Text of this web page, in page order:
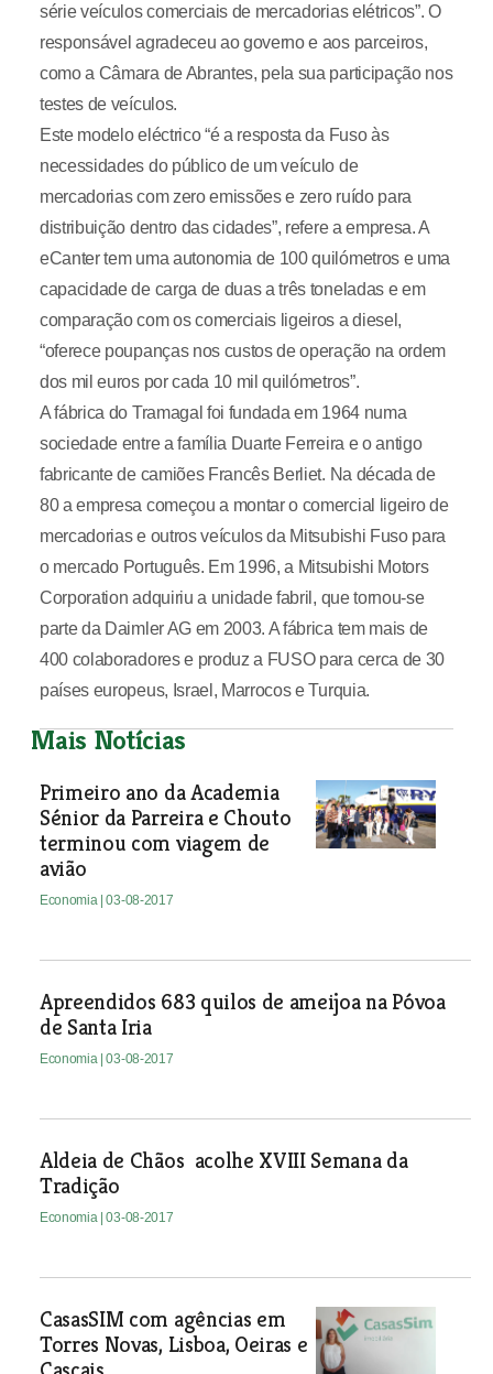
série veículos comerciais de mercadorias elétricos”. O
responsável agradeceu ao governo e aos parceiros,
como a Câmara de Abrantes, pela sua participação nos
testes de veículos.
Este modelo eléctrico “é a resposta da Fuso às
necessidades do público de um veículo de
mercadorias com zero emissões e zero ruído para
distribuição dentro das cidades”, refere a empresa. A
eCanter tem uma autonomia de 100 quilómetros e uma
capacidade de carga de duas a três toneladas e em
comparação com os comerciais ligeiros a diesel,
“oferece poupanças nos custos de operação na ordem
dos mil euros por cada 10 mil quilómetros”.
A fábrica do Tramagal foi fundada em 1964 numa
sociedade entre a família Duarte Ferreira e o antigo
fabricante de camiões Francês Berliet. Na década de
80 a empresa começou a montar o comercial ligeiro de
mercadorias e outros veículos da Mitsubishi Fuso para
o mercado Português. Em 1996, a Mitsubishi Motors
Corporation adquiriu a unidade fabril, que tornou-se
parte da Daimler AG em 2003. A fábrica tem mais de
400 colaboradores e produz a FUSO para cerca de 30
países europeus, Israel, Marrocos e Turquia.
Mais Notícias
Primeiro ano da Academia
Sénior da Parreira e Chouto
terminou com viagem de
avião
Economia | 03-08-2017
Apreendidos 683 quilos de ameijoa na Póvoa
de Santa Iria
Economia | 03-08-2017
Aldeia de Chãos acolhe XVIII Semana da
Tradição
Economia | 03-08-2017
CasasSIM com agências em
Torres Novas, Lisboa, Oeiras e